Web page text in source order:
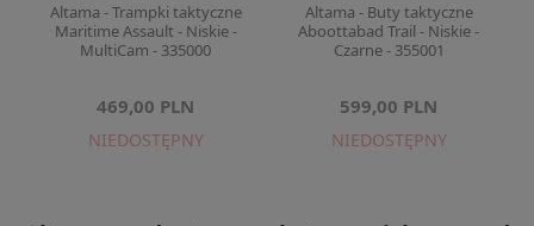
Altama - Trampki taktyczne
Maritime Assault - Niskie -
MultiCam - 335000
469,00 PLN
NIEDOSTĘPNY
Altama - Buty taktyczne
Aboottabad Trail - Niskie -
Czarne - 355001
599,00 PLN
NIEDOSTĘPNY